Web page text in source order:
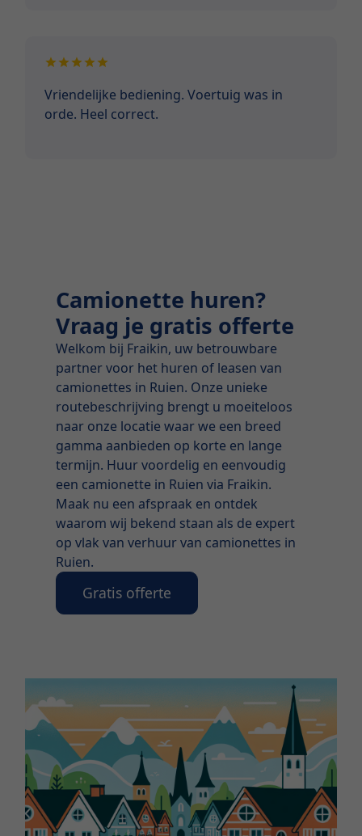
Vriendelijke bediening. Voertuig was in
orde. Heel correct.
Camionette huren?
Vraag je gratis offerte
Welkom bij Fraikin, uw betrouwbare
partner voor het huren of leasen van
camionettes in Ruien. Onze unieke
routebeschrijving brengt u moeiteloos
naar onze locatie waar we een breed
gamma aanbieden op korte en lange
termijn. Huur voordelig en eenvoudig
een camionette in Ruien via Fraikin.
Maak nu een afspraak en ontdek
waarom wij bekend staan als de expert
op vlak van verhuur van camionettes in
Ruien.
Gratis offerte